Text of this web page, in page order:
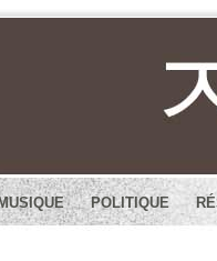
POLITIQUE